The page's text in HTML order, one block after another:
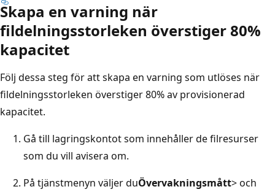
Skapa en varning när
fildelningsstorleken överstiger 80%
kapacitet
Följ dessa steg för att skapa en varning som utlöses när
fildelningsstorleken överstiger 80% av provisionerad
kapacitet.
Gå till lagringskontot som innehåller de filresurser
som du vill avisera om.
På tjänstmenyn väljer duÖvervakningsmått>och